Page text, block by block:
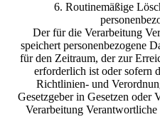
6. Routinemäßige
Der für die Verarbeitung
speichert personenbezogene
für den Zeitraum, der zur
erforderlich ist oder sofern
Richtlinien- und
Gesetzgeber in Gesetzen oder
Verarbeitung